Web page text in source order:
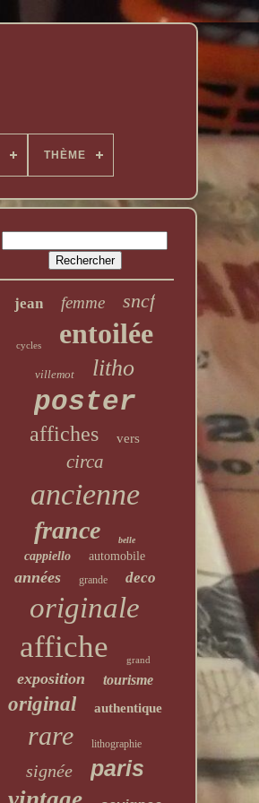
THÈME
jean femme sncf
cycles entoilée
villemot litho
poster
affiches vers
circa
ancienne
france belle
cappiello automobile
années grande deco
originale
affiche grand
exposition tourisme
original authentique
rare lithographie
signée paris